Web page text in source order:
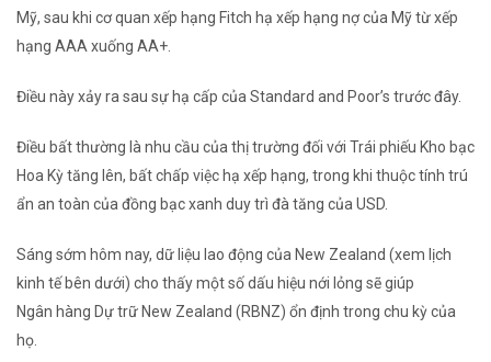
Mỹ, sau khi cơ quan xếp hạng Fitch hạ xếp hạng nợ của Mỹ từ xếp
hạng AAA xuống AA+.
Điều này xảy ra sau sự hạ cấp của Standard and Poor’s trước đây.
Điều bất thường là nhu cầu của thị trường đối với Trái phiếu Kho bạc
Hoa Kỳ tăng lên, bất chấp việc hạ xếp hạng, trong khi thuộc tính trú
ẩn an toàn của đồng bạc xanh duy trì đà tăng của USD.
Sáng sớm hôm nay, dữ liệu lao động của New Zealand (xem lịch
kinh tế bên dưới) cho thấy một số dấu hiệu nới lỏng sẽ giúp
Ngân hàng Dự trữ New Zealand (RBNZ) ổn định trong chu kỳ của
họ.